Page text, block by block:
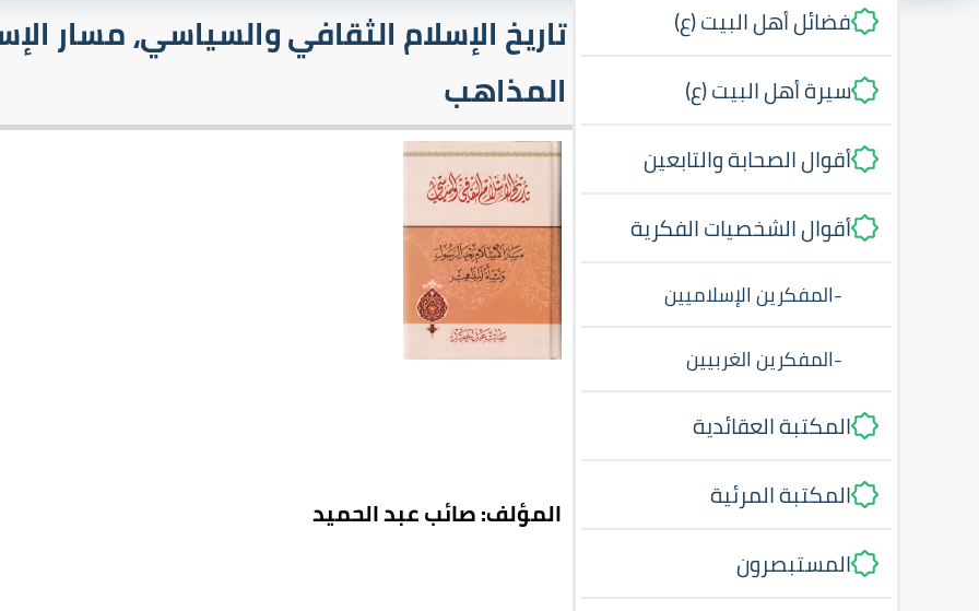
فضائل أهل البيت (ع)
سيرة أهل البيت (ع)
أقوال الصحابة والتابعين
أقوال الشخصيات الفكرية
-المفكرين الإسلاميين
-المفكرين الغربيين
المكتبة العقائدية
المكتبة المرئية
المستبصرون
تاريخ الإسلام الثقافي والسياسي، مسار
المذاهب
المؤلف: صائب عبد الحميد